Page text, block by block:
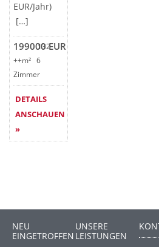
EUR/Jahr)
[…]
199000 EUR
132
++m² 6
Zimmer
DETAILS
ANSCHAUEN
»
NEU
EINGETROFFEN
UNSERE
LEISTUNGEN